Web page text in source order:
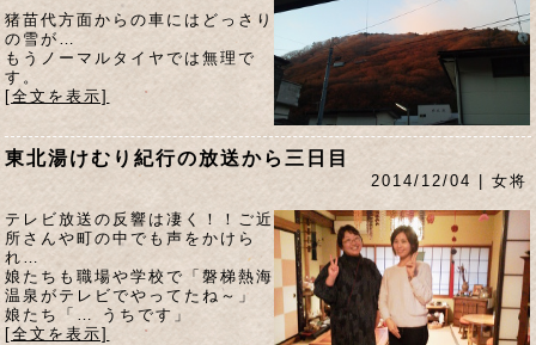
猪苗代方面からの車にはどっさり
の雪が…
もうノーマルタイヤでは無理で
す。
[全文を表示]
東北湯けむり紀行の放送から三日目
2014/12/04 | 女将
テレビ放送の反響は凄く！！ご近
所さんや町の中でも声をかけら
れ…
娘たちも職場や学校で「磐梯熱海
温泉がテレビでやってたね～」
娘たち「… うちです」
[全文を表示]